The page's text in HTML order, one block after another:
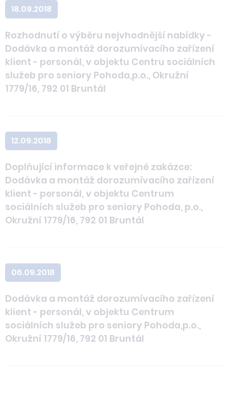
18.09.2018
Rozhodnutí o výběru nejvhodnější nabídky -
Dodávka a montáž dorozumívacího zařízení
klient - personál, v objektu Centru sociálních
služeb pro seniory Pohoda,p.o., Okružní
1779/16, 792 01 Bruntál
12.09.2018
Doplňující informace k veřejné zakázce:
Dodávka a montáž dorozumívacího zařízení
klient - personál, v objektu Centrum
sociálních služeb pro seniory Pohoda, p.o.,
Okružní 1779/16, 792 01 Bruntál
06.09.2018
Dodávka a montáž dorozumívacího zařízení
klient - personál, v objektu Centrum
sociálních služeb pro seniory Pohoda,p.o.,
Okružní 1779/16, 792 01 Bruntál